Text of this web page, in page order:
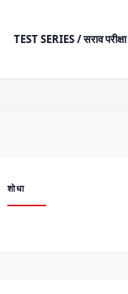
TEST SERIES / सराव परीक्षा
शोधा